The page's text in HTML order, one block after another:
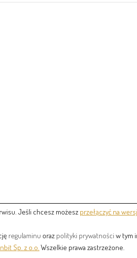
Jeśli chcesz możesz przełączyć na
regulaminu oraz polityki prywatności w tym
Sp. z o.o. Wszelkie prawa zastrzeżone.